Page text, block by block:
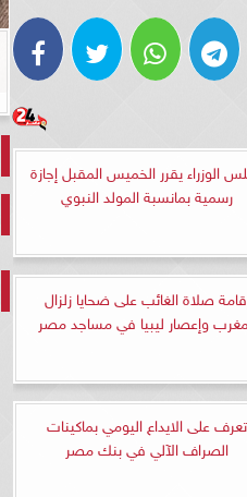
الوزراء يقرر الخميس المقبل إجازة
رسمية بمانسبة المولد النبوي
صلاة الغائب على ضحايا زلزال
وإعصار ليبيا في مساجد مصر
تعرف على الايداع اليومي بماكينات
الصراف الآلي في بنك مصر